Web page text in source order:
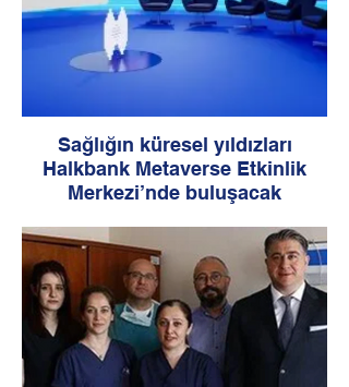
Sağlığın küresel yıldızları
Halkbank Metaverse Etkinlik
Merkezi’nde buluşacak
mağazaları üzerinden kullanıma açan
Halkbank, Metaverse Etkinlik Merkezi ile
Uluslararası Karaciğer Cerrahları
Derneği’nin İstanbul Bahçeşehir
Üniversitesi’nde gerçekleştireceği İstanbul
2022 Sempozyumu’na ev sahipliği
yapacak.